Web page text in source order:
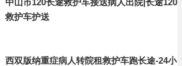
中山市120长途救护车接送病人出院|长途120
救护车护送
西双版纳重症病人转院租救护车跑长途-24小